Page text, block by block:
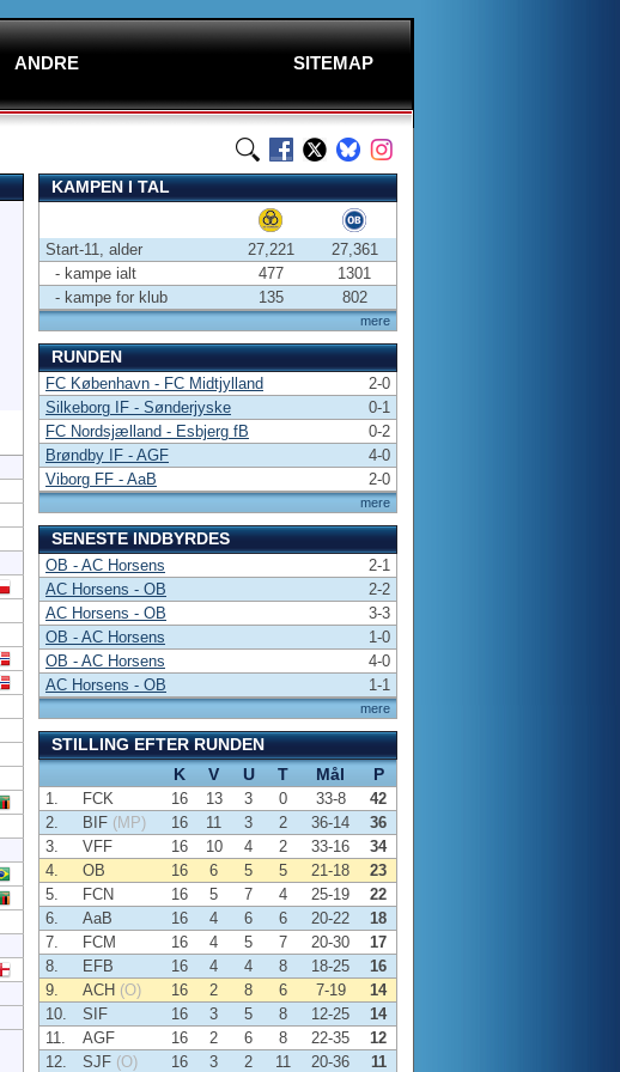
ANDRE SITEMAP
KAMPEN I TAL
mere
Start-11, alder 27,221
27,361
- kampe ialt
477
1301
- kampe for klub
135 802
RUNDEN
mere
FC København - FC Midtjylland
2-0
Silkeborg IF - Sønderjyske
0-1
FC Nordsjælland - Esbjerg fB
0-2
Brøndby IF - AGF
4-0
Viborg FF - AaB
2-0
SENESTE INDBYRDES
mere
OB - AC Horsens
2-1
AC Horsens - OB
2-2
AC Horsens - OB
3-3
OB - AC Horsens
1-0
OB - AC Horsens
4-0
AC Horsens - OB
1-1
STILLING EFTER RUNDEN
K
V U T Mål P
1. FCK 16 13 3 0 33-8
42
2.
BIF (MP) 16 11 3 2 36-14
36
3.
VFF 16 10 4 2 33-16
34
4.
OB 16 6 5 5 21-18
23
5.
FCN 16 5 7 4 25-19
22
6.
AaB 16 4 6 6 20-22
18
7.
FCM 16 4 5 7 20-30
17
8.
EFB 16 4 4 8 18-25
16
9.
ACH (O) 16 2 8 6 7-19
14
10.
SIF 16 3 5 8 12-25
14
11.
AGF 16 2 6 8 22-35
12
12.
SJF (O) 16 3 2 11 20-36 11